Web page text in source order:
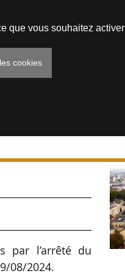
des
par l’arrêté du
08/2024.
que vous souhaitez activer
cookies